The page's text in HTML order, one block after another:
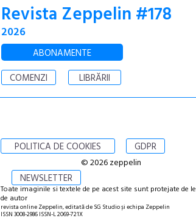
Revista Zeppelin #178
2026
ABONAMENTE
COMENZI
LIBRĂRII
POLITICA DE COOKIES GDPR
NEWSLETTER
© 2026 zeppelin
Toate imaginile si textele de pe acest site sunt protejate de
de autor
revista online Zeppelin, editată de SG Studio și echipa Zeppelin
ISSN 3008-2986 ISSN-L 2069-721X